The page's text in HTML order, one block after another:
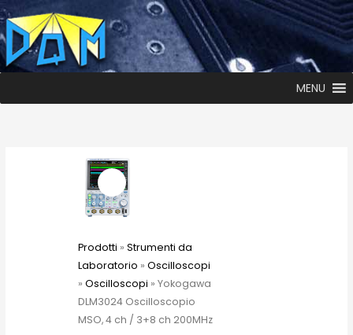
MENU
Prodotti » Strumenti da
Laboratorio » Oscilloscopi
» Oscilloscopi » Yokogawa
DLM3024 Oscilloscopio
MSO, 4 ch / 3+8 ch 200MHz